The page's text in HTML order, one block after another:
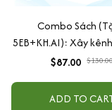
Combo Sách
5EB+KH.AI): Xây
AI Agent + AI siêu
+ Xu hướng
$87.00
ADD TO